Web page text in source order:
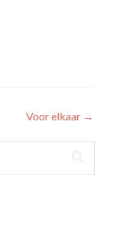
Voor elkaar →